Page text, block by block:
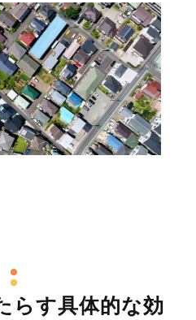
らす具体的な効